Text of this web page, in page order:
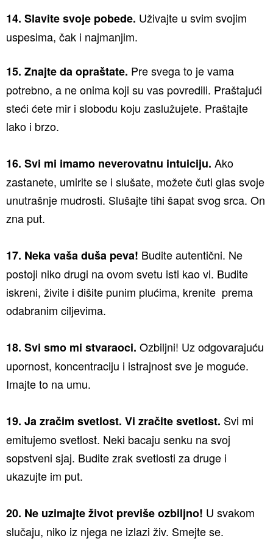
14. Slavite svoje pobede. Uživajte u svim svojim
uspesima, čak i najmanjim.
15. Znajte da opraštate. Pre svega to je vama
potrebno, a ne onima koji su vas povredili. Praštajući
steći ćete mir i slobodu koju zaslužujete. Praštajte
lako i brzo.
16. Svi mi imamo neverovatnu intuiciju. Ako
zastanete, umirite se i slušate, možete čuti glas svoje
unutrašnje mudrosti. Slušajte tihi šapat svog srca. On
zna put.
17. Neka vaša duša peva! Budite autentični. Ne
postoji niko drugi na ovom svetu isti kao vi. Budite
iskreni, živite i dišite punim plućima, krenite prema
odabranim ciljevima.
18. Svi smo mi stvaraoci. Ozbiljni! Uz odgovarajuću
upornost, koncentraciju i istrajnost sve je moguće.
Imajte to na umu.
19. Ja zračim svetlost. Vi zračite svetlost. Svi mi
emitujemo svetlost. Neki bacaju senku na svoj
sopstveni sjaj. Budite zrak svetlosti za druge i
ukazujte im put.
20. Ne uzimajte život previše ozbiljno! U svakom
slučaju, niko iz njega ne izlazi živ. Smejte se.